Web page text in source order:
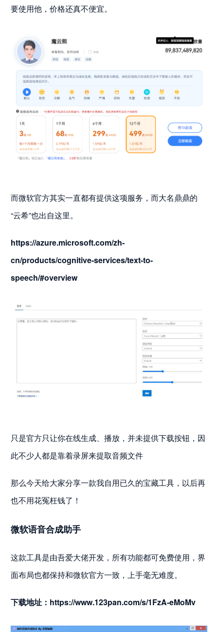
要使用他，价格还真不便宜。
而微软官方其实一直都有提供这项服务，而大名鼎鼎的
“云希”也出自这里。
https://azure.microsoft.com/zh-
cn/products/cognitive-services/text-to-
speech/#overview
只是官方只让你在线生成、播放，并未提供下载按钮，因
此不少人都是靠着录屏来提取音频文件
那么今天给大家分享一款我自用已久的宝藏工具，以后再
也不用花冤枉钱了！
微软语音合成助手
这款工具是由吾爱大佬开发，所有功能都可免费使用，界
面布局也都保持和微软官方一致，上手毫无难度。
下载地址：https://www.123pan.com/s/1FzA-eMoMv